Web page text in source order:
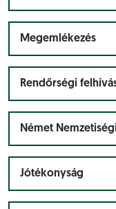
Megemlékezés
Rendőrségi
Német
Jótékonyság